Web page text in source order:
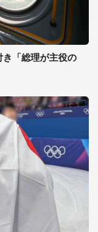
「総理が主役の